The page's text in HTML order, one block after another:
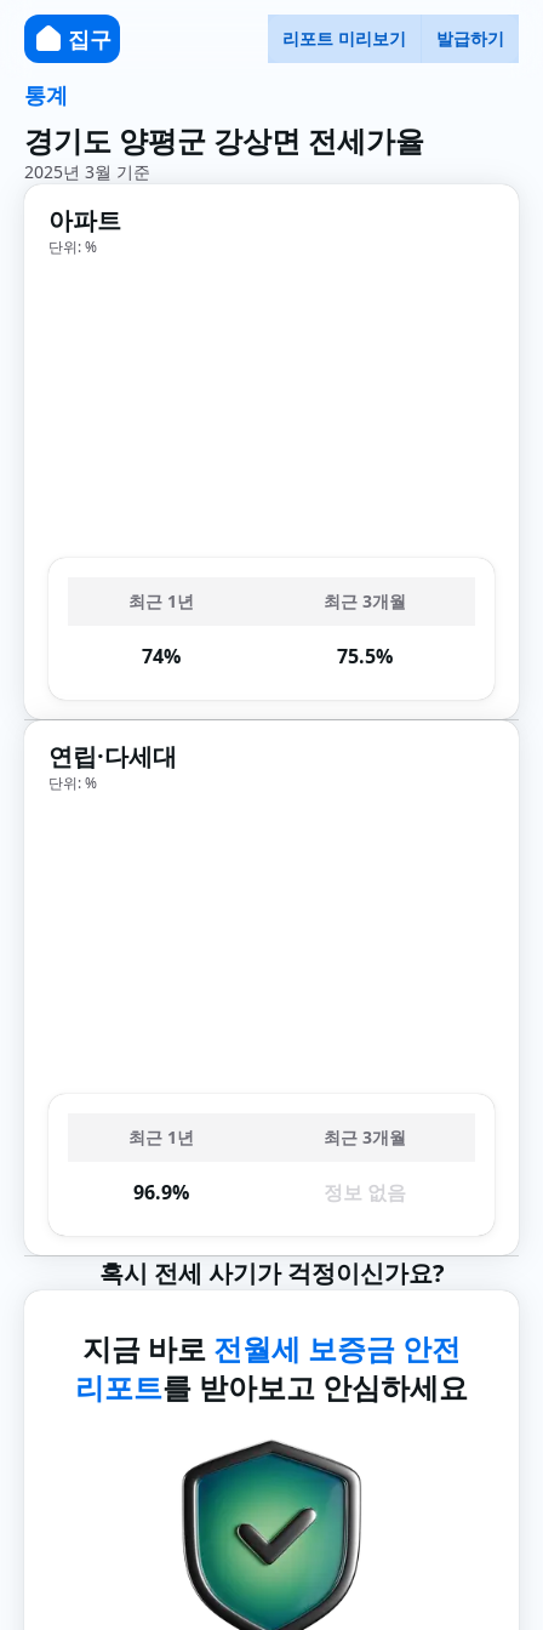
집구 리포트 미리보기 발급하기
통계
경기도 양평군 강상면 전세가율
2025년 3월 기준
아파트
단위: %
최근 1년 최근 3개월
74% 75.5%
연립·다세대
단위: %
최근 1년 최근 3개월
96.9% 정보 없음
혹시 전세 사기가 걱정이신가요?
지금 바로 전월세 보증금 안전
리포트를 받아보고 안심하세요